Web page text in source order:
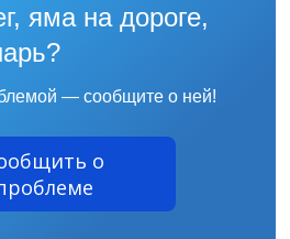
яма на дороге,
— сообщите о ней!
о